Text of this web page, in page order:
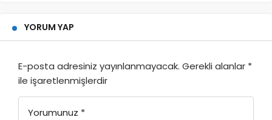
YORUM YAP
E-posta adresiniz yayınlanmayacak. Gerekli alanlar *
ile işaretlenmişlerdir
Yorumunuz *